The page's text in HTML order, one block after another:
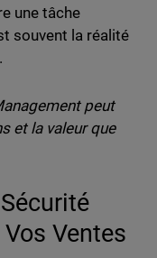
une tâche
souvent la réalité
peut
et la valeur que
Ventes